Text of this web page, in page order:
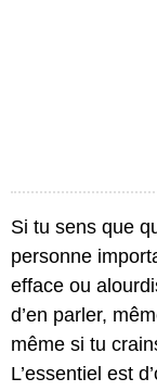
Si tu sens que
personne
efface ou
d’en parler,
même si tu
L’essentiel est